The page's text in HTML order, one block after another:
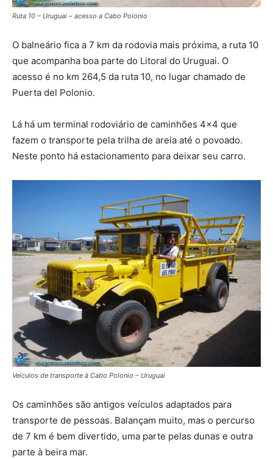
Ruta 10 – Uruguai – acesso a Cabo Polonio
O balneário fica a 7 km da rodovia mais próxima, a ruta 10
que acompanha boa parte do Litoral do Uruguai. O
acesso é no km 264,5 da ruta 10, no lugar chamado de
Puerta del Polonio.
Lá há um terminal rodoviário de caminhões 4×4 que
fazem o transporte pela trilha de areia até o povoado.
Neste ponto há estacionamento para deixar seu carro.
Veículos de transporte à Cabo Polonio – Uruguai
Os caminhões são antigos veículos adaptados para
transporte de pessoas. Balançam muito, mas o percurso
de 7 km é bem divertido, uma parte pelas dunas e outra
parte à beira mar.